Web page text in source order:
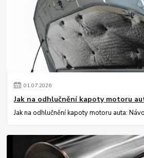
01.07.2026
Jak na odhlučnění kapoty motoru
Jak na odhlučnění kapoty motoru auta: